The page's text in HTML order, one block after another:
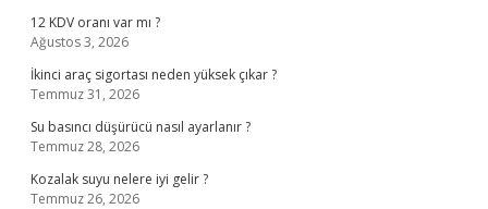
12 KDV oranı var mı ?
Ağustos 3, 2026
İkinci araç sigortası neden yüksek çıkar ?
Temmuz 31, 2026
Su basıncı düşürücü nasıl ayarlanır ?
Temmuz 28, 2026
Kozalak suyu nelere iyi gelir ?
Temmuz 26, 2026